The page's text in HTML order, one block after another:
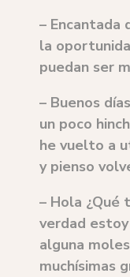
– Encantada
la
puedan ser
– Buenos
un poco
he vuelto a
y pienso
– Hola ¿Qué
verdad estoy
alguna
muchísimas